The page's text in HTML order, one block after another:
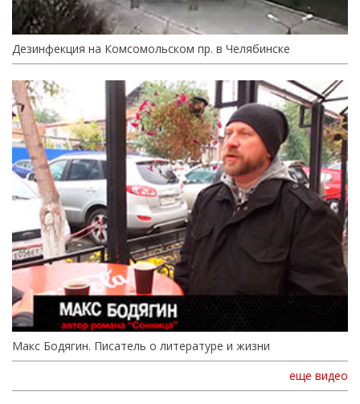
Дезинфекция на Комсомольском пр. в Челябинске
Макс Бодягин. Писатель о литературе и жизни
еще видео